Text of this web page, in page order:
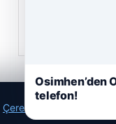
Çerez Politikamız
Osimhen’den
telefon!